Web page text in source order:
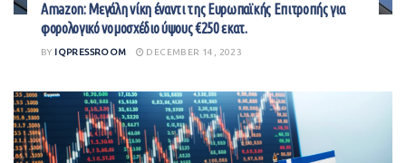
Amazon: Μεγάλη νίκη έναντι της Ευρωπαϊκής Επιτροπής για
φορολογικό νομοσχέδιο ύψους €250 εκατ.
BY IQPRESSROOM DECEMBER 14, 2023